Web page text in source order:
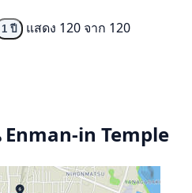
1 ปี
แสดง 120 จาก 120
Enman-in Temple